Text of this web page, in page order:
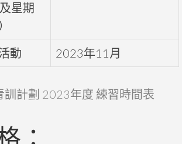
星期
動 2023年11月
訓計劃 2023年度 練習時間表
：